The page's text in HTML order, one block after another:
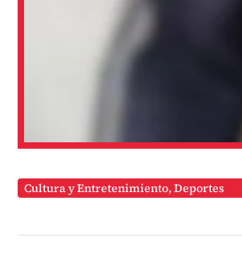
Cultura y Entretenimiento,Deportes